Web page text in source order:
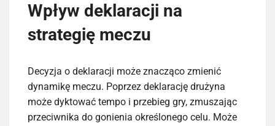
Wpływ deklaracji na
strategię meczu
Decyzja o deklaracji może znacząco zmienić
dynamikę meczu. Poprzez deklarację drużyna
może dyktować tempo i przebieg gry, zmuszając
przeciwnika do gonienia określonego celu. Może